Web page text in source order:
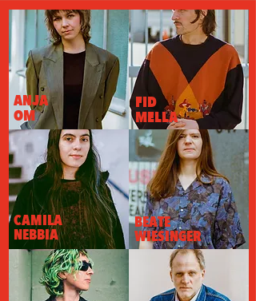
ANJA
OM
FID
MELLA
CAMILA
NEBBIA
BEATE
WIESINGER